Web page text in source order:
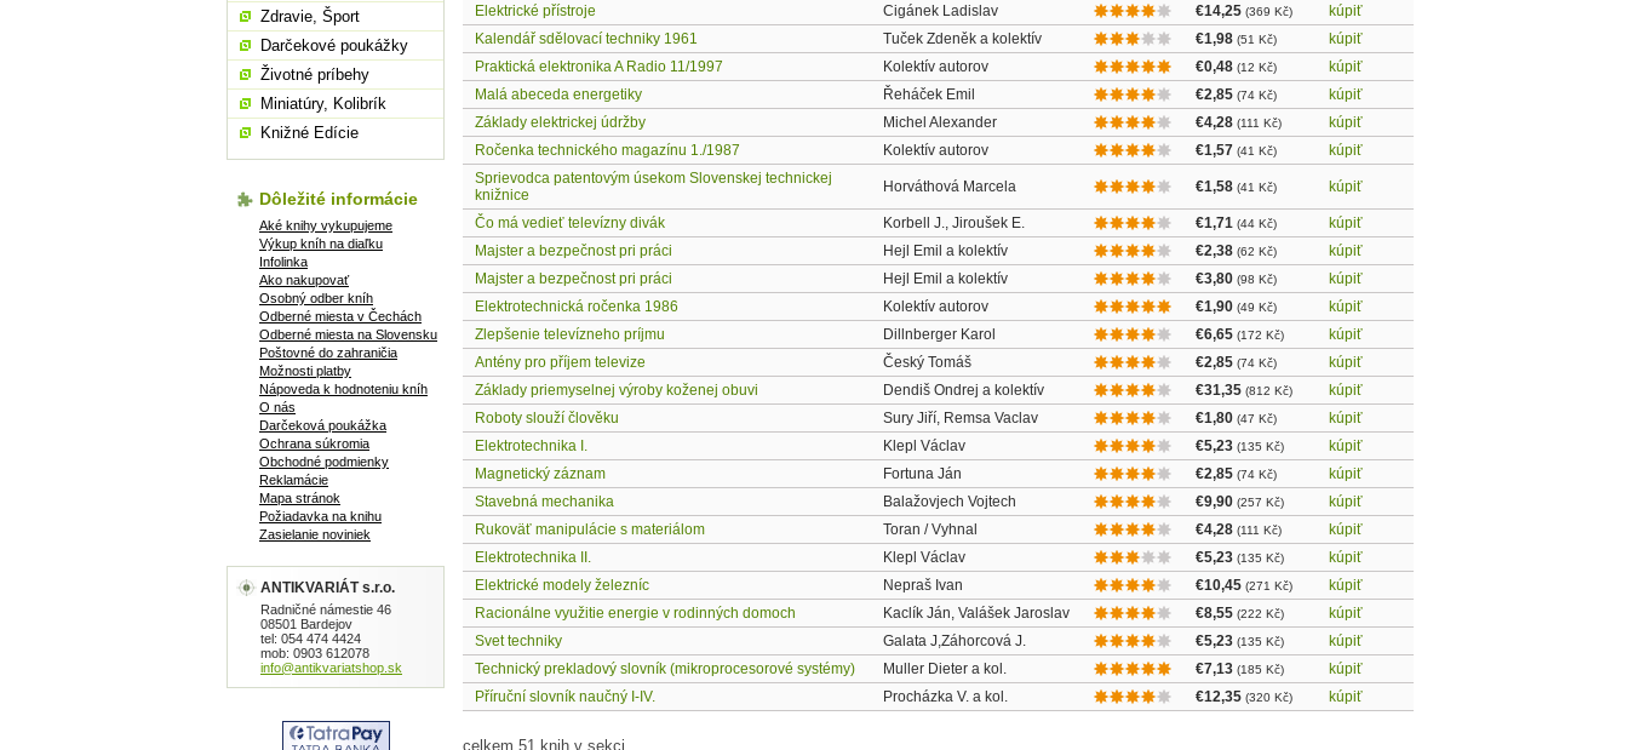
Elektrické přístroje
Cigánek Ladislav €14,25 (369 Kč)
kúpiť
Kalendář sdělovací techniky 1961
Tuček Zdeněk a kolektív €1,98 (51 Kč)
kúpiť
Praktická elektronika A Radio 11/1997
Kolektív autorov €0,48 (12 Kč)
kúpiť
Malá abeceda energetiky
Řeháček Emil €2,85 (74 Kč)
kúpiť
Základy elektrickej údržby
Michel Alexander €4,28 (111 Kč)
kúpiť
Ročenka technického magazínu 1./1987
Kolektív autorov €1,57 (41 Kč)
kúpiť
Sprievodca patentovým úsekom Slovenskej technickej
knižnice
Horváthová Marcela €1,58 (41 Kč) kúpiť
Čo má vedieť televízny divák Korbell J., Jiroušek E. €1,71 (44 Kč)
kúpiť
Majster a bezpečnost pri práci
Hejl Emil a kolektív €2,38 (62 Kč)
kúpiť
Majster a bezpečnost pri práci
Hejl Emil a kolektív €3,80 (98 Kč)
kúpiť
Elektrotechnická ročenka 1986
Kolektív autorov €1,90 (49 Kč)
kúpiť
Zlepšenie televízneho príjmu
Dillnberger Karol €6,65 (172 Kč)
kúpiť
Antény pro příjem televize
Český Tomáš €2,85 (74 Kč)
kúpiť
Základy priemyselnej výroby koženej obuvi
Dendiš Ondrej a kolektív €31,35 (812 Kč)
kúpiť
Roboty slouží člověku
Sury Jiří, Remsa Vaclav €1,80 (47 Kč)
kúpiť
Elektrotechnika I.
Klepl Václav €5,23 (135 Kč)
kúpiť
Magnetický záznam
Fortuna Ján €2,85 (74 Kč)
kúpiť
Stavebná mechanika
Balažovjech Vojtech €9,90 (257 Kč)
kúpiť
Rukoväť manipulácie s materiálom
Toran / Vyhnal €4,28 (111 Kč)
kúpiť
Elektrotechnika II.
Klepl Václav €5,23 (135 Kč)
kúpiť
Elektrické modely železníc
Nepraš Ivan €10,45 (271 Kč)
kúpiť
Racionálne využitie energie v rodinných domoch
Kaclík Ján, Valášek Jaroslav €8,55 (222 Kč)
kúpiť
Svet techniky
Galata J,Záhorcová J. €5,23 (135 Kč)
kúpiť
Technický prekladový slovník (mikroprocesorové systémy)
Muller Dieter a kol. €7,13 (185 Kč)
kúpiť
Příruční slovník naučný I-IV.
Procházka V. a kol. €12,35 (320 Kč) kúpiť
celkem 51 knih v sekci
Zdravie, Šport
Darčekové poukážky
Životné príbehy
Miniatúry, Kolibrík
Knižné Edície
Dôležité informácie
Aké knihy vykupujeme
Výkup kníh na diaľku
Infolinka
Ako nakupovať
Osobný odber kníh
Odberné miesta v Čechách
Odberné miesta na Slovensku
Poštovné do zahraničia
Možnosti platby
Nápoveda k hodnoteniu kníh
O nás
Darčeková poukážka
Ochrana súkromia
Obchodné podmienky
Reklamácie
Mapa stránok
Požiadavka na knihu
Zasielanie noviniek
ANTIKVARIÁT s.r.o.
Radničné námestie 46
08501 Bardejov
tel: 054 474 4424
mob: 0903 612078
info@antikvariatshop.sk